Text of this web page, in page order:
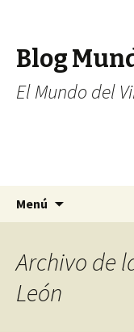
Blog
El Mundo del
Menú
Archivo de
León